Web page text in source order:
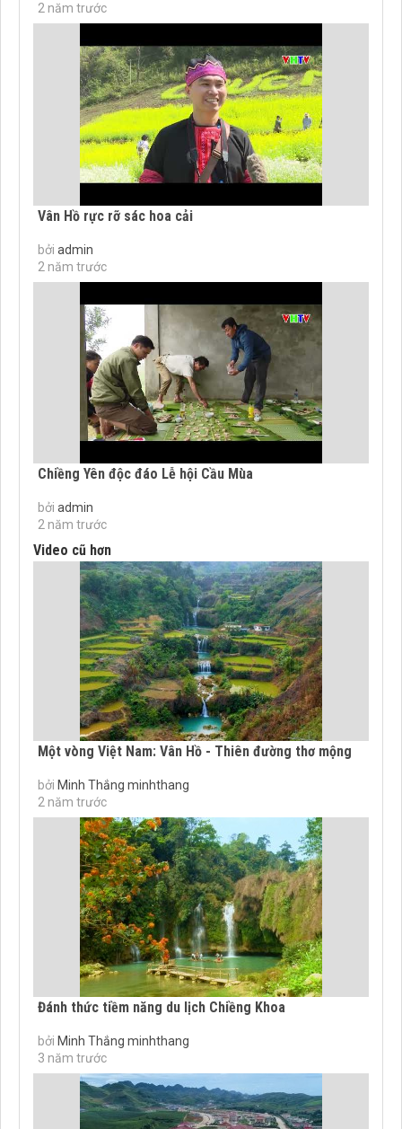
2 năm trước
Vân Hồ rực rỡ sác hoa cải
bởi admin
2 năm trước
Chiềng Yên độc đáo Lễ hội Cầu Mùa
bởi admin
2 năm trước
Video cũ hơn
Một vòng Việt Nam: Vân Hồ - Thiên đường thơ mộng
bởi Minh Thắng minhthang
2 năm trước
Đánh thức tiềm năng du lịch Chiềng Khoa
bởi Minh Thắng minhthang
3 năm trước